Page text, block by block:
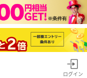
ログイン